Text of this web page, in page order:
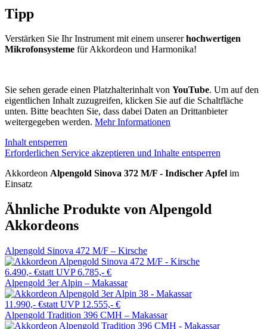
Tipp
Verstärken Sie Ihr Instrument mit einem unsererhochwertigen
Mikrofonsysteme für Akkordeon und Harmonika!
Sie sehen gerade einen Platzhalterinhalt von YouTube. Um auf den
eigentlichen Inhalt zuzugreifen, klicken Sie auf die Schaltfläche
unten. Bitte beachten Sie, dass dabei Daten an Drittanbieter
weitergegeben werden. Mehr Informationen
Inhalt entsperren
Erforderlichen Service akzeptieren und Inhalte entsperren
Akkordeon Alpengold Sinova 372 M/F - Indischer Apfel im
Einsatz
Ähnliche Produkte von Alpengold
Akkordeons
Alpengold Sinova 472 M/F – Kirsche
6.490,- €statt UVP 6.785,- €
Alpengold 3er Alpin – Makassar
11.990,- €statt UVP 12.555,- €
Alpengold Tradition 396 CMH – Makassar